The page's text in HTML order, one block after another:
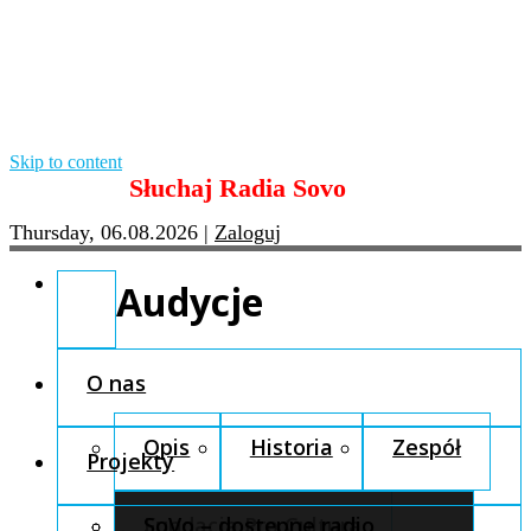
Skip to content
Słuchaj Radia Sovo
Thursday, 06.08.2026 | Zaloguj
O nas
Opis Historia Zespół
Fundacja Pro Cultura
Projekty
SoVo – dostępne radio
Audycje